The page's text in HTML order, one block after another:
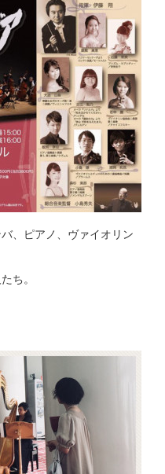
、ピアノ、ヴァイオリン
ち。